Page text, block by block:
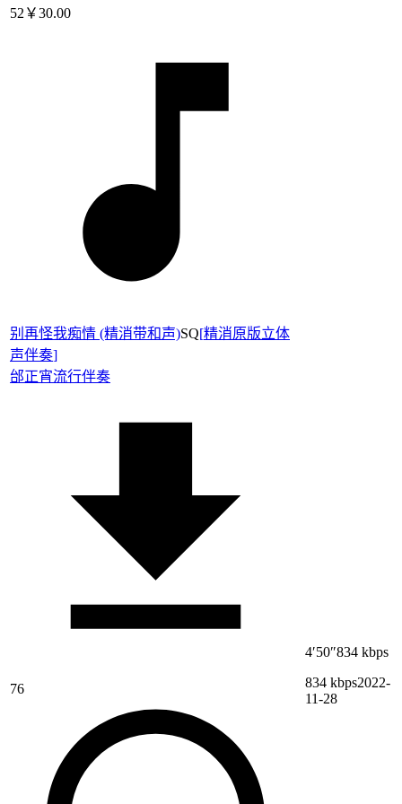
52 ￥30.00
别再怪我痴情 (精消带和声)SQ[精消原版立体
声伴奏]
邰正宵流行伴奏
76
4′50″834 kbps
834 kbps2022-
11-28